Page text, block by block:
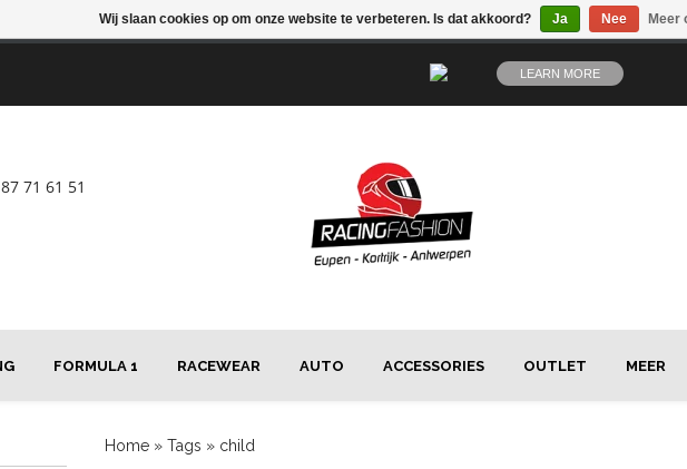
LEARN MORE
71 61 51
FORMULA 1 RACEWEAR AUTO ACCESSORIES OUTLET MEER
Home » Tags » child
Wij slaan cookies op om onze website te verbeteren. Is dat akkoord? Ja Nee Meer